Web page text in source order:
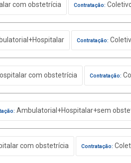
com obstetrícia Contratação:
Contratação:
com obstetrícia Contratação:
Ambulatorial+Hospitalar+sem
com obstetrícia Contratação: